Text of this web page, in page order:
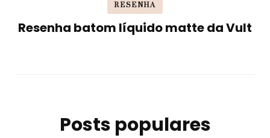
RESENHA
Resenha batom líquido matte da Vult
Posts populares